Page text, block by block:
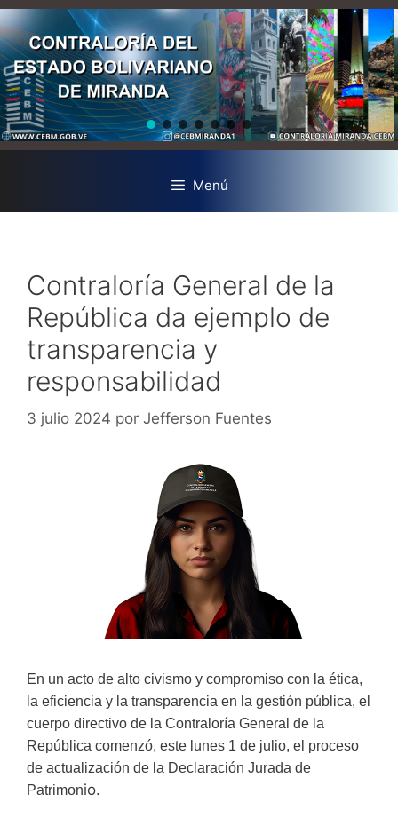
Menú
Contraloría General de la
República da ejemplo de
transparencia y
responsabilidad
3 julio 2024 por Jefferson Fuentes
En un acto de alto civismo y compromiso con la ética,
la eficiencia y la transparencia en la gestión pública, el
cuerpo directivo de la Contraloría General de la
República comenzó, este lunes 1 de julio, el proceso
de actualización de la Declaración Jurada de
Patrimonio.